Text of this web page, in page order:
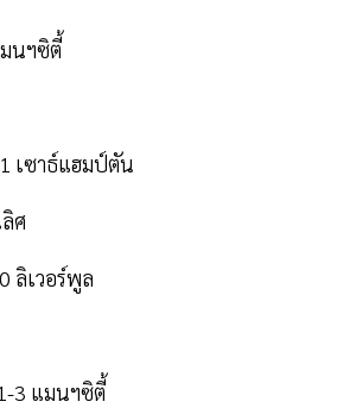
นฯซิตี้
เซาธ์แฮมป์ตัน
ศ
ลิเวอร์พูล
3 แมนฯซิตี้